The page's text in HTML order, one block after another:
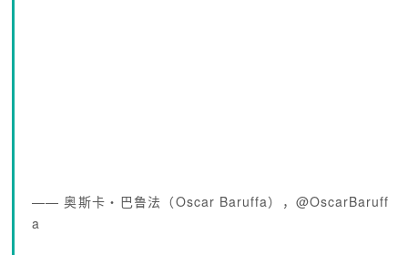
—— 奥斯卡・巴鲁法（Oscar Baruffa），@OscarBaruff
a